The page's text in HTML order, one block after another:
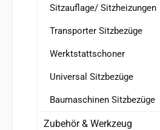
Sitzauflage/ Sitzheizungen
Transporter Sitzbezüge
Werktstattschoner
Universal Sitzbezüge
Baumaschinen Sitzbezüge
Zubehör & Werkzeug